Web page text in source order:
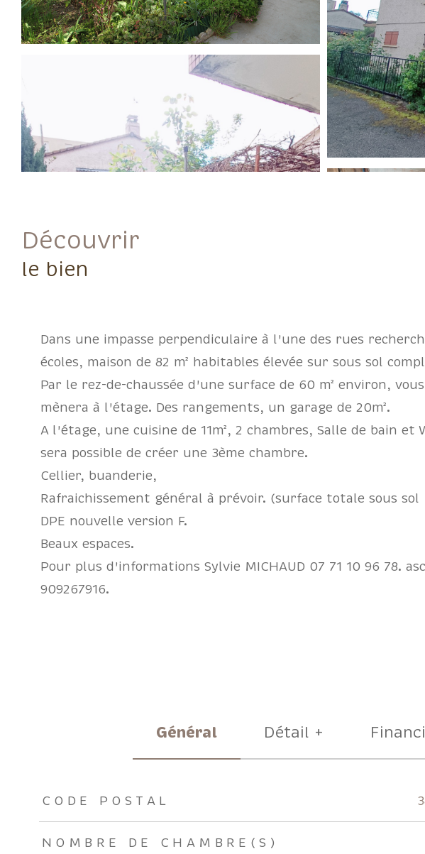
découvrir
le bien
Dans une impasse perpendiculaire à l'une des rues
écoles, maison de 82 m² habitables élevée sur sous sol
Par le rez-de-chaussée d'une surface de 60 m² environ,
mènera à l'étage. Des rangements, un garage de 20m².
A l'étage, une cuisine de 11m², 2 chambres, Salle de bain
sera possible de créer une 3ème chambre.
Cellier, buanderie,
Rafraichissement général à prévoir. (surface totale sous sol
DPE nouvelle version F.
Beaux espaces.
Pour plus d'informations Sylvie MICHAUD 07 71 10 96 78.
909267916.
Général Détail +
TRAD_ZEPHYR_Caracteristique
CODE POSTAL
NOMBRE DE CHAMBRE(S)